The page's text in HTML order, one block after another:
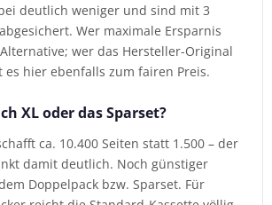
deutlich weniger und sind mit 3
Wer maximale Ersparnis
wer das Hersteller-Original
es hier ebenfalls zum fairen Preis.
XL oder das Sparset?
ca. 10.400 Seiten statt 1.500 – der
damit deutlich. Noch günstiger
Doppelpack bzw. Sparset. Für